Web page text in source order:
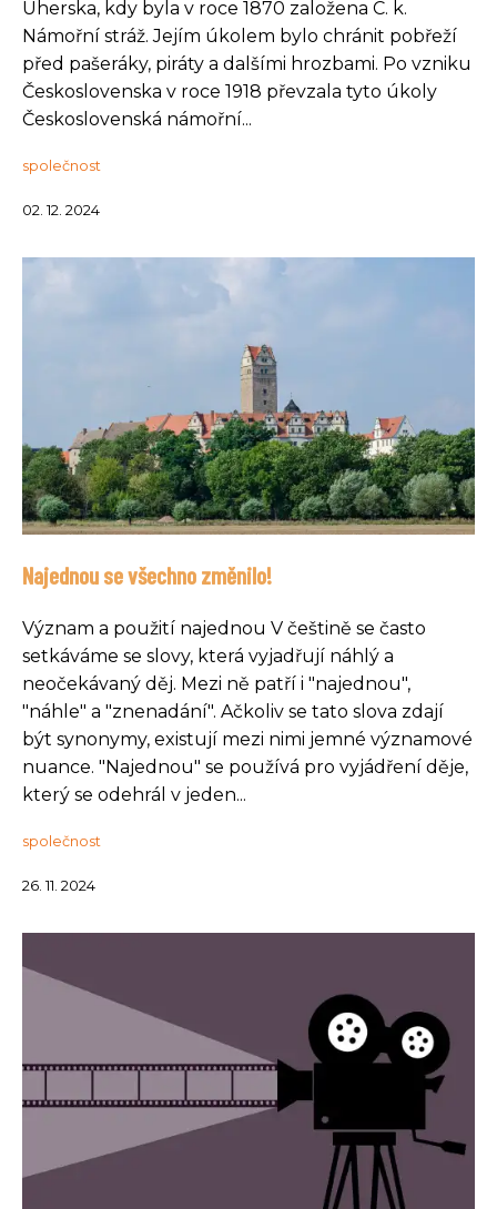
Uherska, kdy byla v roce 1870 založena C. k.
Námořní stráž. Jejím úkolem bylo chránit pobřeží
před pašeráky, piráty a dalšími hrozbami. Po vzniku
Československa v roce 1918 převzala tyto úkoly
Československá námořní...
společnost
02. 12. 2024
Najednou se všechno změnilo!
Význam a použití najednou V češtině se často
setkáváme se slovy, která vyjadřují náhlý a
neočekávaný děj. Mezi ně patří i "najednou",
"náhle" a "znenadání". Ačkoliv se tato slova zdají
být synonymy, existují mezi nimi jemné významové
nuance. "Najednou" se používá pro vyjádření děje,
který se odehrál v jeden...
společnost
26. 11. 2024